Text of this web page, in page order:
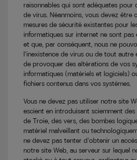
raisonnables qui sont adéquates pour
de virus. Néanmoins, vous devez être
mesures de sécurité existantes pour
informatiques sur internet ne sont pas
et que, par conséquent, nous ne
l’inexistence de virus ou de tout autre
de provoquer des altérations de vos
informatiques (matériels et logiciels)
fichiers contenus dans vos systèmes.
Vous ne devez pas utiliser notre site
escient en introduisant sciemment
de Troie, des vers, des bombes
matériel malveillant ou
ne devez pas tenter d’obtenir un
notre site Web, au serveur sur lequel